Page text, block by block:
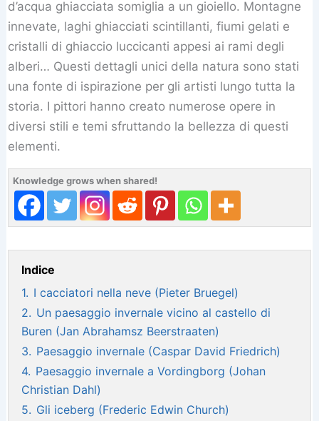
d’acqua ghiacciata somiglia a un gioiello. Montagne
innevate, laghi ghiacciati scintillanti, fiumi gelati e
cristalli di ghiaccio luccicanti appesi ai rami degli
alberi… Questi dettagli unici della natura sono stati
una fonte di ispirazione per gli artisti lungo tutta la
storia. I pittori hanno creato numerose opere in
diversi stili e temi sfruttando la bellezza di questi
elementi.
Knowledge grows when shared!
Indice
1. I cacciatori nella neve (Pieter Bruegel)
2. Un paesaggio invernale vicino al castello di
Buren (Jan Abrahamsz Beerstraaten)
3. Paesaggio invernale (Caspar David Friedrich)
4. Paesaggio invernale a Vordingborg (Johan
Christian Dahl)
5. Gli iceberg (Frederic Edwin Church)